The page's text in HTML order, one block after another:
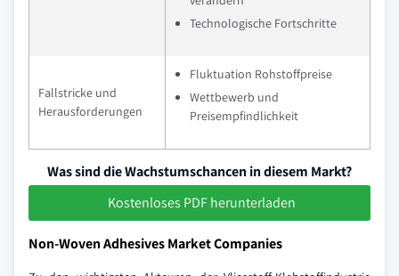
Technologische Fortschritte
Fallstricke und
Herausforderungen
Fluktuation Rohstoffpreise
Wettbewerb und
Preisempfindlichkeit
Was sind die Wachstumschancen in diesem Markt?
Kostenloses PDF herunterladen
Non-Woven Adhesives Market Companies